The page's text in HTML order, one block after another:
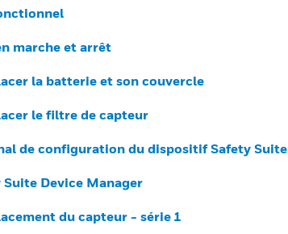
marche et arrêt
la batterie et son couvercle
le filtre de capteur
de configuration du dispositif Safety Suite
Suite Device Manager
du capteur - série 1